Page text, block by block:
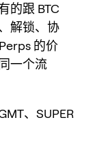
的跟 BTC
解锁、协
的价
一个流
、SUPER